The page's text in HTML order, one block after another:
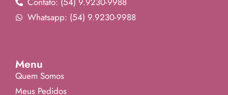
Whatsapp: (54) 9.9230-9988
Menu
Quem Somos
Meus Pedidos